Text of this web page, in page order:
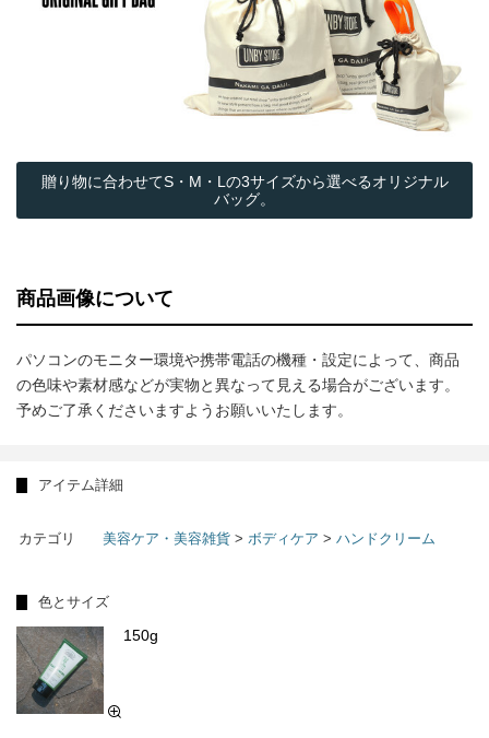
贈り物に合わせてS・M・Lの3サイズから選べるオリジナル
バッグ。
商品画像について
パソコンのモニター環境や携帯電話の機種・設定によって、商品
の色味や素材感などが実物と異なって見える場合がございます。
予めご了承くださいますようお願いいたします。
アイテム詳細
カテゴリ 美容ケア・美容雑貨 > ボディケア > ハンドクリーム
色とサイズ
150g